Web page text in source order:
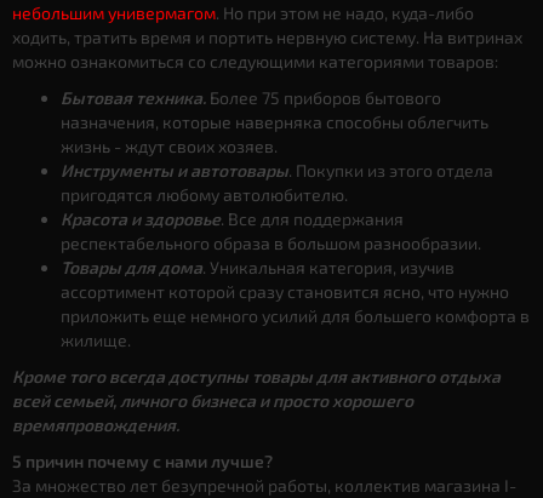
небольшим универмагом. Но при этом не надо, куда-либо
ходить, тратить время и портить нервную систему. На витринах
можно ознакомиться со следующими категориями товаров:
Бытовая техника. Более 75 приборов бытового
назначения, которые наверняка способны облегчить
жизнь - ждут своих хозяев.
Инструменты и автотовары. Покупки из этого отдела
пригодятся любому автолюбителю.
Красота и здоровье. Все для поддержания
респектабельного образа в большом разнообразии.
Товары для дома. Уникальная категория, изучив
ассортимент которой сразу становится ясно, что нужно
приложить еще немного усилий для большего комфорта в
жилище.
Кроме того всегда доступны товары для активного отдыха
всей семьей, личного бизнеса и просто хорошего
времяпровождения.
5 причин почему с нами лучше?
За множество лет безупречной работы, коллектив магазина I-